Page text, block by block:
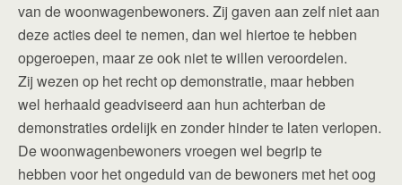
van de woonwagenbewoners. Zij gaven aan zelf niet aan
deze acties deel te nemen, dan wel hiertoe te hebben
opgeroepen, maar ze ook niet te willen veroordelen.
Zij wezen op het recht op demonstratie, maar hebben
wel herhaald geadviseerd aan hun achterban de
demonstraties ordelijk en zonder hinder te laten verlopen.
De woonwagenbewoners vroegen wel begrip te
hebben voor het ongeduld van de bewoners met het oog